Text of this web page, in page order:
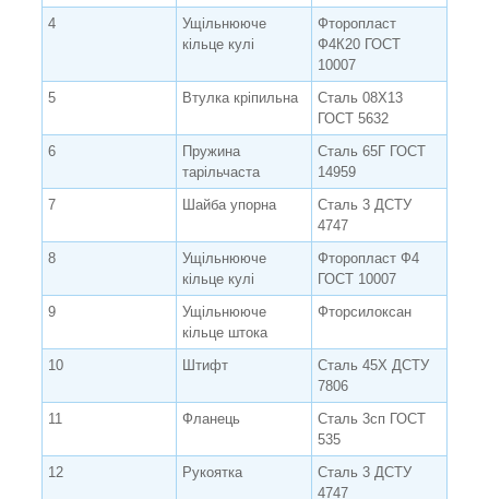
4
Ущільнююче
кільце кулі
Фторопласт
Ф4К20 ГОСТ
10007
5
Втулка кріпильна
Сталь 08Х13
ГОСТ 5632
6
Пружина
тарільчаста
Сталь 65Г ГОСТ
14959
7
Шайба упорна
Сталь 3 ДСТУ
4747
8
Ущільнююче
кільце кулі
Фторопласт Ф4
ГОСТ 10007
9
Ущільнююче
кільце штока
Фторсилоксан
10 Штифт
Сталь 45Х ДСТУ
7806
11
Фланець
Сталь 3сп ГОСТ
535
12
Рукоятка
Сталь 3 ДСТУ
4747